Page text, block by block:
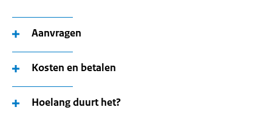
Aanvragen
Kosten en betalen
Hoelang duurt het?